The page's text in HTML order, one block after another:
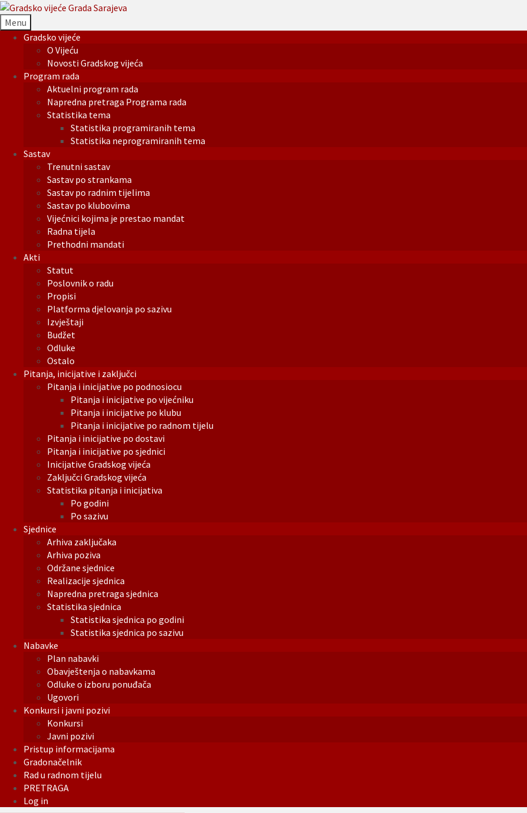
Menu
Gradsko vijeće
O Vijeću
Novosti Gradskog vijeća
Program rada
Aktuelni program rada
Napredna pretraga Programa rada
Statistika tema
Statistika programiranih tema
Statistika neprogramiranih tema
Sastav
Trenutni sastav
Sastav po strankama
Sastav po radnim tijelima
Sastav po klubovima
Vijećnici kojima je prestao mandat
Radna tijela
Prethodni mandati
Akti
Statut
Poslovnik o radu
Propisi
Platforma djelovanja po sazivu
Izvještaji
Budžet
Odluke
Ostalo
Pitanja, inicijative i zaključci
Pitanja i inicijative po podnosiocu
Pitanja i inicijative po vijećniku
Pitanja i inicijative po klubu
Pitanja i inicijative po radnom tijelu
Pitanja i inicijative po dostavi
Pitanja i inicijative po sjednici
Inicijative Gradskog vijeća
Zaključci Gradskog vijeća
Statistika pitanja i inicijativa
Po godini
Po sazivu
Sjednice
Arhiva zaključaka
Arhiva poziva
Održane sjednice
Realizacije sjednica
Napredna pretraga sjednica
Statistika sjednica
Statistika sjednica po godini
Statistika sjednica po sazivu
Nabavke
Plan nabavki
Obavještenja o nabavkama
Odluke o izboru ponuđača
Ugovori
Konkursi i javni pozivi
Konkursi
Javni pozivi
Pristup informacijama
Gradonačelnik
Rad u radnom tijelu
PRETRAGA
Log in